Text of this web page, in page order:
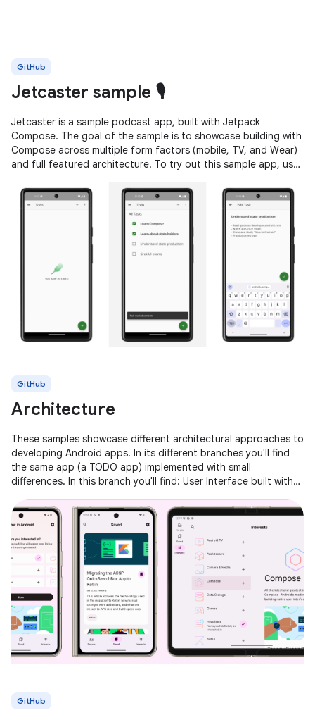
GitHub
Jetcaster sample 🎙️
Jetcaster is a sample podcast app, built with Jetpack
Compose. The goal of the sample is to showcase building with
Compose across multiple form factors (mobile, TV, and Wear)
and full featured architecture. To try out this sample app, use
GitHub
Architecture
These samples showcase different architectural approaches to
developing Android apps. In its different branches you'll find
the same app (a TODO app) implemented with small
differences. In this branch you'll find: User Interface built with
GitHub